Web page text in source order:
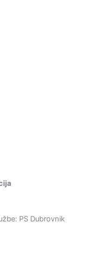
PS Dubrovnik